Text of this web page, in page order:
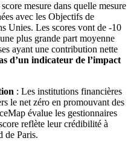
mesure dans quelle mesure
avec les Objectifs de
Unies. Les scores vont de -10
plus grande part moyenne
ayant une contribution nette
d’un indicateur de l’impact
: Les institutions financières
le net zéro en promouvant des
évalue les gestionnaires
reflète leur crédibilité à
de Paris.